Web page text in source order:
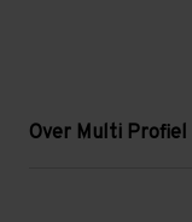
Over Multi Profiel